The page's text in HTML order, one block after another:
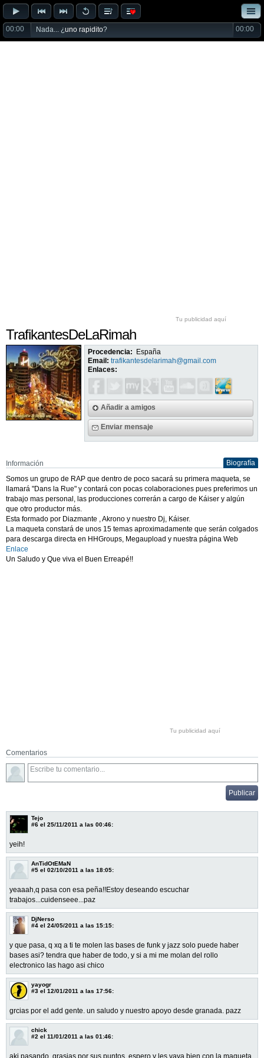
00:00 Nada... ¿uno rapidito? 00:00
Tu publicidad aquí
TrafikantesDeLaRimah
Procedencia:
España
Email: trafikantesdelarimah@gmail.com
Enlaces:
Añadir a amigos
Enviar mensaje
Información
Biografía
Somos un grupo de RAP que dentro de poco sacará su primera maqueta, se
llamará "Dans la Rue" y contará con pocas colaboraciones pues preferimos un
trabajo mas personal, las producciones correrán a cargo de Káiser y algún
que otro productor más.
Esta formado por Diazmante , Akrono y nuestro Dj, Káiser.
La maqueta constará de unos 15 temas aproximadamente que serán colgados
para descarga directa en HHGroups, Megaupload y nuestra página Web
Enlace
Un Saludo y Que viva el Buen Erreapé!!
Tu publicidad aquí
Comentarios
Tejo
#6 el 25/11/2011 a las 00:46:
yeih!
AnTidOtEMaN
#5 el 02/10/2011 a las 18:05:
yeaaah,q pasa con esa peña!!Estoy deseando escuchar
trabajos...cuidenseee...paz
DjNerso
#4 el 24/05/2011 a las 15:15:
y que pasa, q xq a ti te molen las bases de funk y jazz solo puede haber
bases asi? tendra que haber de todo, y si a mi me molan del rollo
electronico las hago asi chico
yayogr
#3 el 12/01/2011 a las 17:56:
grcias por el add gente. un saludo y nuestro apoyo desde granada. pazz
chick
#2 el 11/01/2011 a las 01:46:
aki pasando, grasias por sus puntos, espero y les vaya bien con la maqueta,